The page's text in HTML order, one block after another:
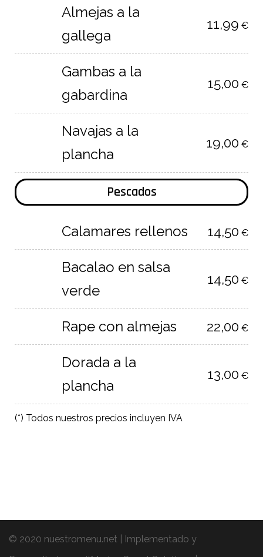
Almejas a la
gallega
11,99 €
Gambas a la
gabardina
15,00 €
Navajas a la
plancha
19,00 €
Pescados
Calamares rellenos 14,50 €
Bacalao en salsa
verde
14,50 €
Rape con almejas 22,00 €
Dorada a la
plancha
13,00 €
(*) Todos nuestros precios incluyen IVA
© 2020 nuestromenu.net | Implementado y